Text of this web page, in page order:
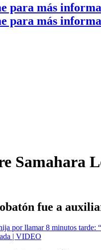
para más
para más
Samahara
fue a
por llamar 8 minutos tarde:
| VIDEO